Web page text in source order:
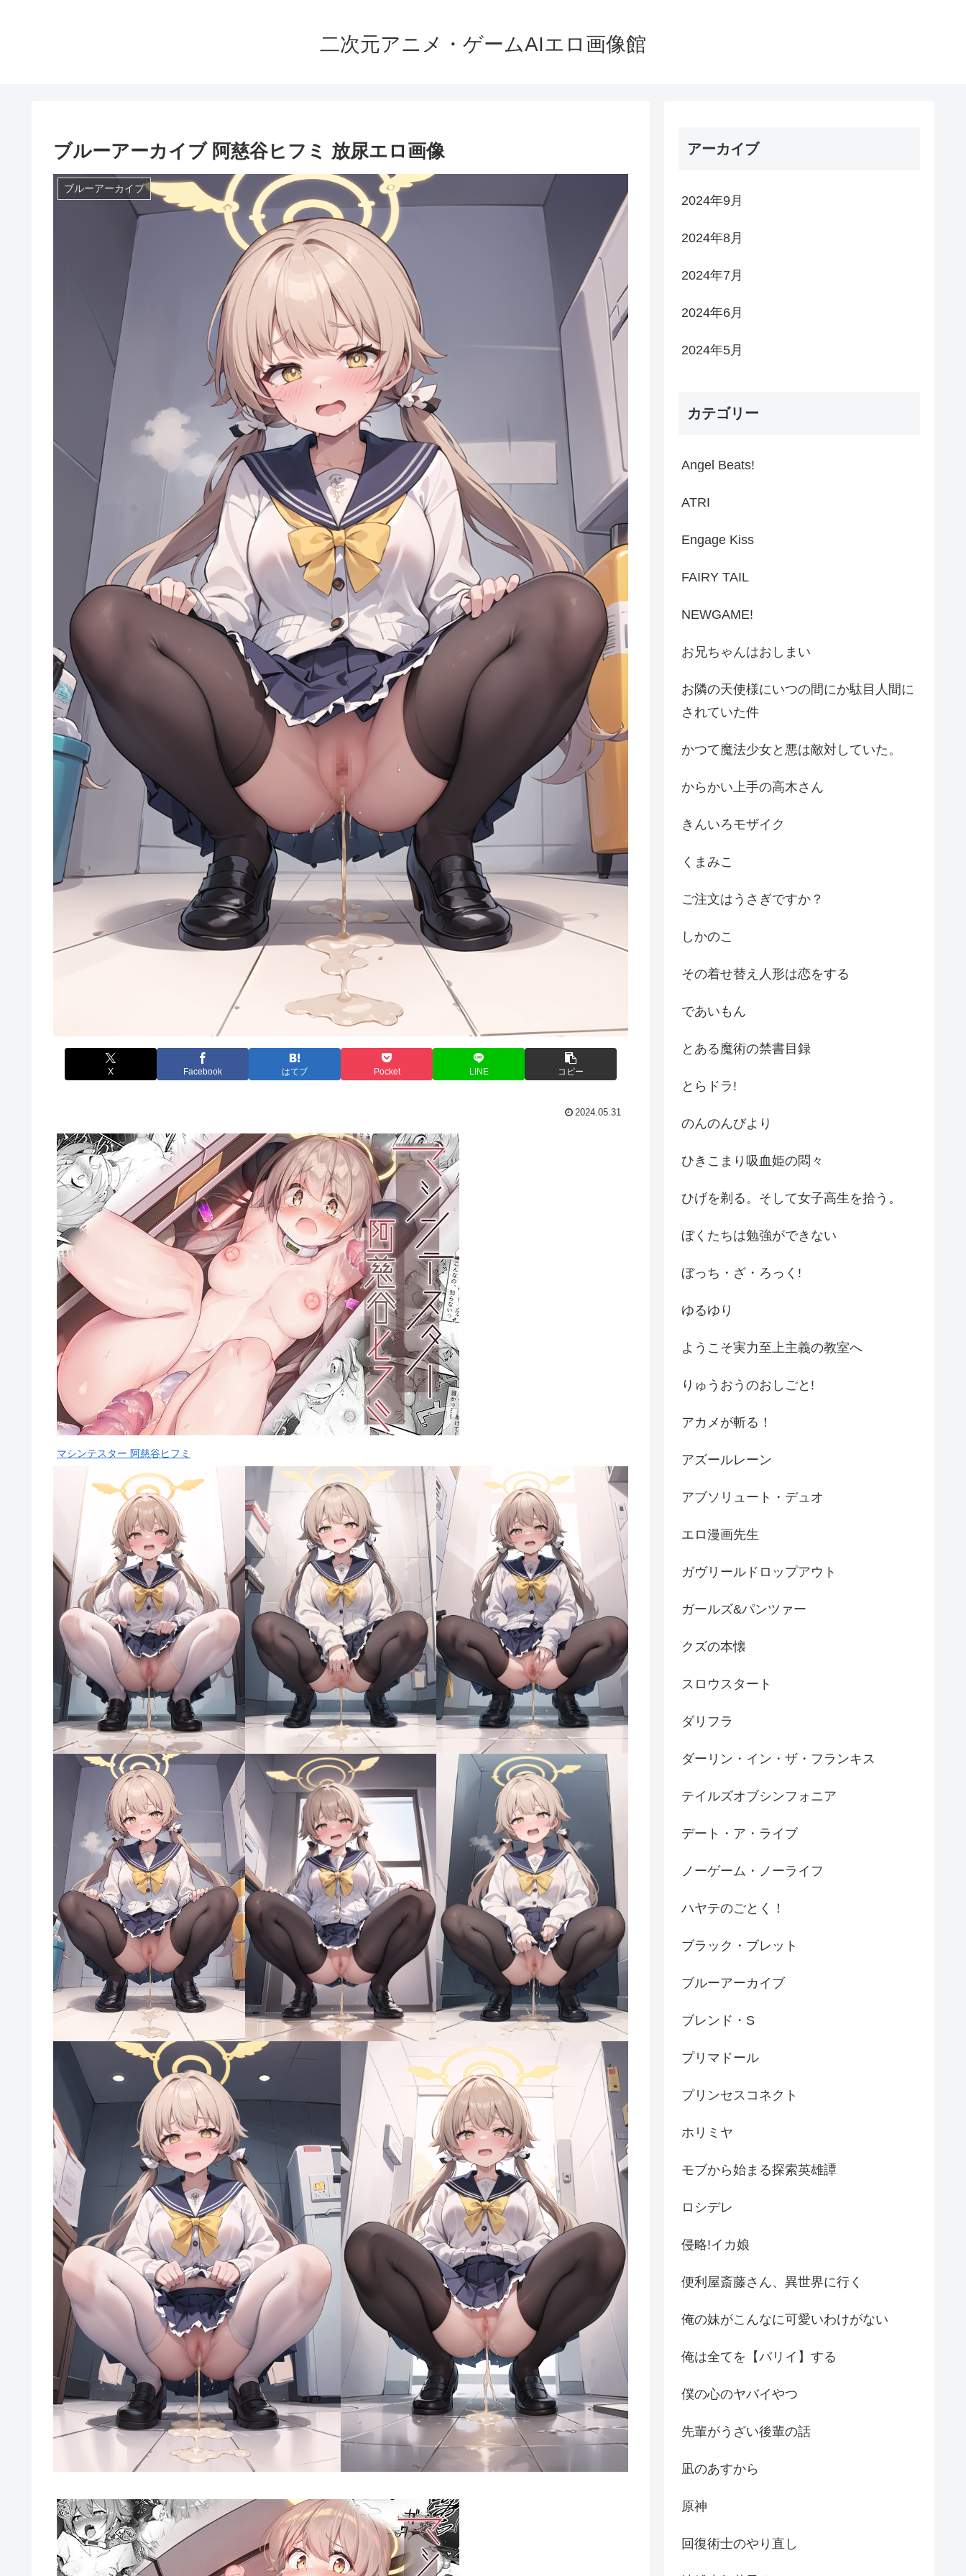
二次元アニメ・ゲームAIエロ画像館
ブルーアーカイブ 阿慈谷ヒフミ 放尿エロ画像
ブルーアーカイブ
X Facebook はてブ Pocket LINE コピー
2024.05.31
マシンテスター 阿慈谷ヒフミ
アーカイブ
2024年9月
2024年8月
2024年7月
2024年6月
2024年5月
カテゴリー
Angel Beats!
ATRI
Engage Kiss
FAIRY TAIL
NEWGAME!
お兄ちゃんはおしまい
お隣の天使様にいつの間にか駄目人間に
されていた件
かつて魔法少女と悪は敵対していた。
からかい上手の高木さん
きんいろモザイク
くまみこ
ご注文はうさぎですか？
しかのこ
その着せ替え人形は恋をする
であいもん
とある魔術の禁書目録
とらドラ!
のんのんびより
ひきこまり吸血姫の悶々
ひげを剃る。そして女子高生を拾う。
ぼくたちは勉強ができない
ぼっち・ざ・ろっく!
ゆるゆり
ようこそ実力至上主義の教室へ
りゅうおうのおしごと!
アカメが斬る！
アズールレーン
アブソリュート・デュオ
エロ漫画先生
ガヴリールドロップアウト
ガールズ&パンツァー
クズの本懐
スロウスタート
ダリフラ
ダーリン・イン・ザ・フランキス
テイルズオブシンフォニア
デート・ア・ライブ
ノーゲーム・ノーライフ
ハヤテのごとく！
ブラック・ブレット
ブルーアーカイブ
ブレンド・S
プリマドール
プリンセスコネクト
ホリミヤ
モブから始まる探索英雄譚
ロシデレ
侵略!イカ娘
便利屋斎藤さん、異世界に行く
俺の妹がこんなに可愛いわけがない
俺は全てを【パリイ】する
僕の心のヤバイやつ
先輩がうざい後輩の話
凪のあすから
原神
回復術士のやり直し